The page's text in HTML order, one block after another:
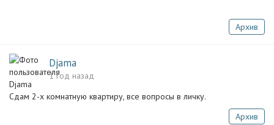
Архив
Djama
1 год назад
Сдам 2-х комнатную квартиру, все вопросы в личку.
Архив